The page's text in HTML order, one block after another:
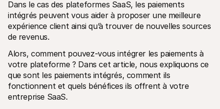
À propos de Mollie
Tarifs
Consultez nos tarifs
À propos
Notre histoire et nos valeurs
Lire les dernières actualités de
Mollie
Nous rejoindre
Rejoignez notre équipe - nous
recrutons !
nos
Contact
Pour les consommateurs
Dans le cas des plateformes SaaS, les paiements
intégrés peuvent vous aider à proposer une meilleure
expérience client ainsi qu’à trouver de nouvelles sources
de revenus.
Alors, comment pouvez-vous intégrer les paiements à
votre plateforme ? Dans cet article, nous expliquons ce
que sont les paiements intégrés, comment ils
fonctionnent et quels bénéfices ils offrent à votre
entreprise SaaS.